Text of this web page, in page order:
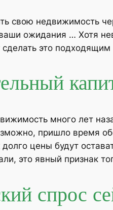
свою недвижимость
ожидания … Хотя
сделать это
много лет
пришло время
цены будут
это явный признак
спрос